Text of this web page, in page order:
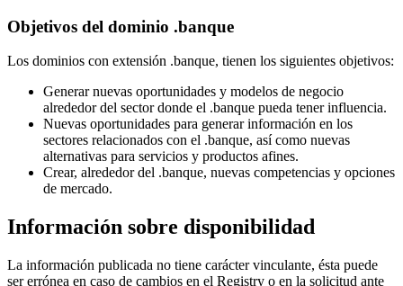
Objetivos del dominio .banque
Los dominios con extensión .banque, tienen los siguientes objetivos:
Generar nuevas oportunidades y modelos de negocio
alrededor del sector donde el .banque pueda tener influencia.
Nuevas oportunidades para generar información en los
sectores relacionados con el .banque, así como nuevas
alternativas para servicios y productos afines.
Crear, alrededor del .banque, nuevas competencias y opciones
de mercado.
Información sobre disponibilidad
La información publicada no tiene carácter vinculante, ésta puede
ser errónea en caso de cambios en el Registry o en la solicitud ante